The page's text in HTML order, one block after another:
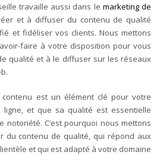
travaille aussi dans le marketing de
et à diffuser du contenu de qualité
et fidéliser vos clients. Nous mettons
faire à votre disposition pour vous
qualité et à le diffuser sur les réseaux
est un élément clé pour votre
ligne, et que sa qualité est essentielle
notoriété. C’est pourquoi nous mettons
du contenu de qualité, qui répond aux
et qui est adapté à votre domaine